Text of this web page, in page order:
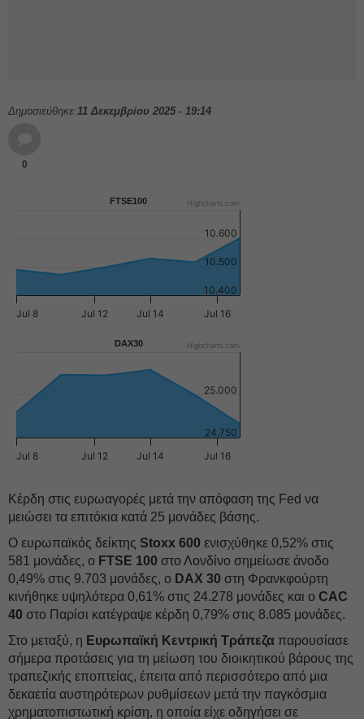
Δημοσιεύθηκε:11 Δεκεμβρίου 2025 - 19:14
0
FTSE100
Jul 8 Jul 12 Jul 14 Jul 16
10.400
10.500
10.600
Highcharts.com
DAX30
Jul 8 Jul 12 Jul 14 Jul 16
24.750
25.000
Highcharts.com
Κέρδη στις ευρωαγορές μετά την απόφαση της Fed να
μειώσει τα επιτόκια κατά 25 μονάδες βάσης.
Ο ευρωπαϊκός δείκτης Stoxx 600 ενισχύθηκε 0,52% στις
581 μονάδες, ο FTSE 100 στο Λονδίνο σημείωσε άνοδο
0,49% στις 9.703 μονάδες, ο DAX 30 στη Φρανκφούρτη
κινήθηκε υψηλότερα 0,61% στις 24.278 μονάδες και ο CAC
40 στο Παρίσι κατέγραψε κέρδη 0,79% στις 8.085 μονάδες.
Στο μεταξύ, η Ευρωπαϊκή Κεντρική Τράπεζα παρουσίασε
σήμερα προτάσεις για τη μείωση του διοικητικού βάρους της
τραπεζικής εποπτείας, έπειτα από περισσότερο από μια
δεκαετία αυστηρότερων ρυθμίσεων μετά την παγκόσμια
χρηματοπιστωτική κρίση, η οποία είχε οδηγήσει σε